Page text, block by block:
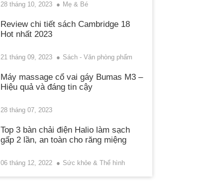
28 tháng 10, 2023 Mẹ & Bé
Review chi tiết sách Cambridge 18
Hot nhất 2023
21 tháng 09, 2023 Sách - Văn phòng phẩm
Máy massage cổ vai gáy Bumas M3 –
Hiệu quả và đáng tin cậy
28 tháng 07, 2023
Top 3 bàn chải điện Halio làm sạch
gấp 2 lần, an toàn cho răng miệng
06 tháng 12, 2022 Sức khỏe & Thể hình